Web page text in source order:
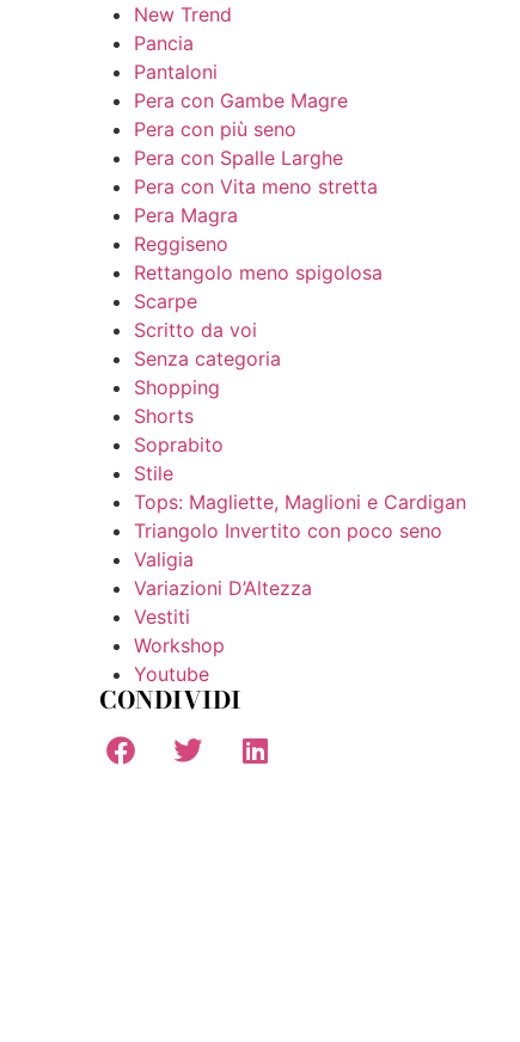
New Trend
Pancia
Pantaloni
Pera con Gambe Magre
Pera con più seno
Pera con Spalle Larghe
Pera con Vita meno stretta
Pera Magra
Reggiseno
Rettangolo meno spigolosa
Scarpe
Scritto da voi
Senza categoria
Shopping
Shorts
Soprabito
Stile
Tops: Magliette, Maglioni e Cardigan
Triangolo Invertito con poco seno
Valigia
Variazioni D’Altezza
Vestiti
Workshop
Youtube
CONDIVIDI